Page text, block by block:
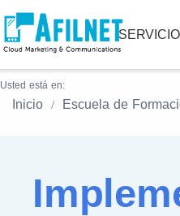
Usted está en:
Inicio Escuela de